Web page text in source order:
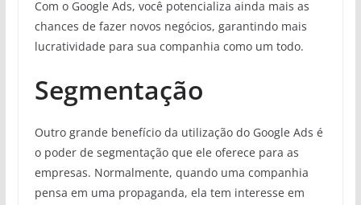
Com o Google Ads, você potencializa ainda mais as
chances de fazer novos negócios, garantindo mais
lucratividade para sua companhia como um todo.
Segmentação
Outro grande benefício da utilização do Google Ads é
o poder de segmentação que ele oferece para as
empresas. Normalmente, quando uma companhia
pensa em uma propaganda, ela tem interesse em